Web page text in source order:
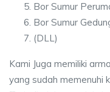
Bor Sumur
Bor Sumur
(DLL)
Kami Juga memiliki
yang sudah memenuhi